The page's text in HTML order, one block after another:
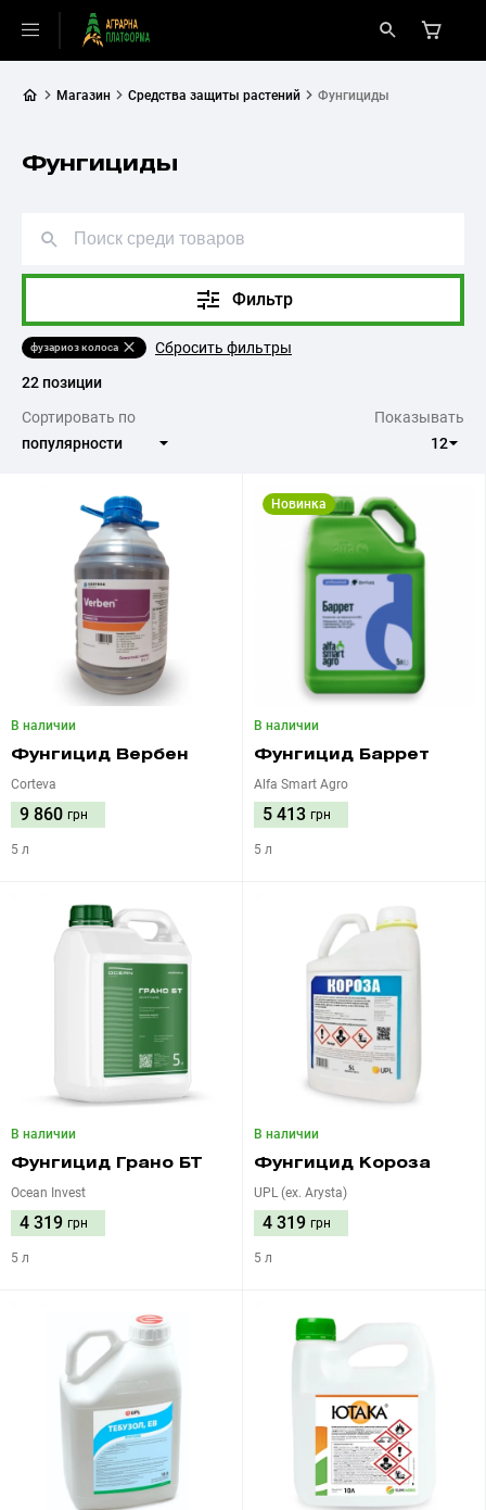
Магазин Средства защиты растений Фунгициды
Фунгициды
фузариоз колоса Сбросить фильтры
Фильтр
22 позиции
Сортировать по
Показывать
В наличии
Фунгицид Вербен
Corteva
9 860 грн
5 л
Новинка
В наличии
Фунгицид Баррет
Alfa Smart Agro
5 413 грн
5 л
В наличии
Фунгицид Грано БТ
Ocean Invest
4 319 грн
5 л
В наличии
Фунгицид Короза
UPL (ex. Arysta)
4 319 грн
5 л